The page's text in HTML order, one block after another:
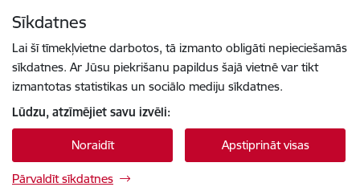
Sīkdatnes
Lai šī tīmekļvietne darbotos, tā izmanto obligāti nepieciešamās
sīkdatnes. Ar Jūsu piekrišanu papildus šajā vietnē var tikt
izmantotas statistikas un sociālo mediju sīkdatnes.
Lūdzu, atzīmējiet savu izvēli:
Noraidīt Apstiprināt visas
Pārvaldīt sīkdatnes